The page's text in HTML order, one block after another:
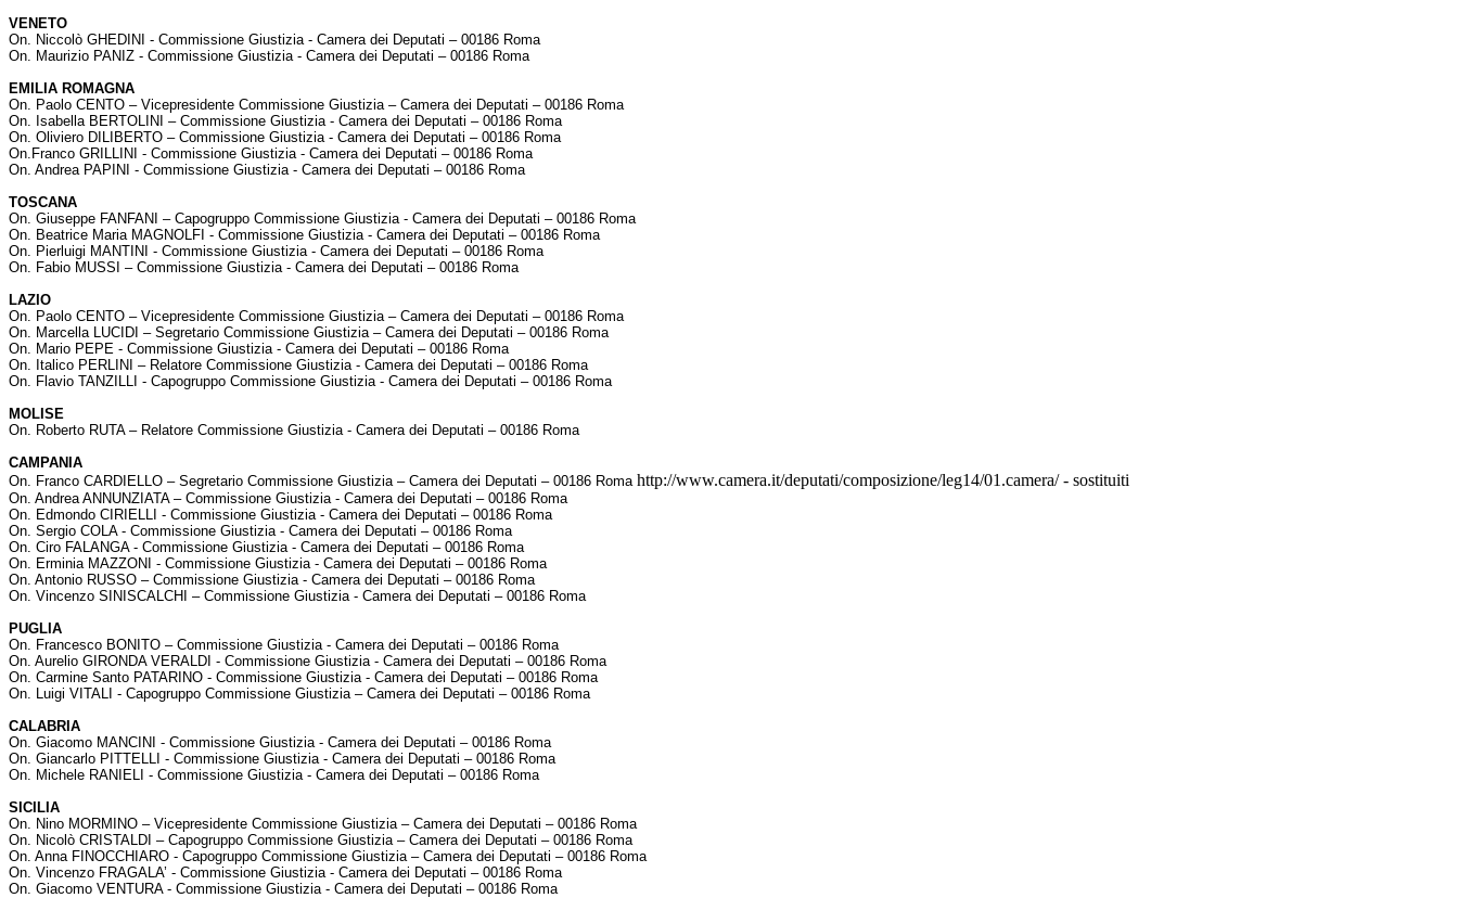
VENETO
On. Niccolò GHEDINI - Commissione Giustizia - Camera dei Deputati – 00186 Roma
On. Maurizio PANIZ - Commissione Giustizia - Camera dei Deputati – 00186 Roma
EMILIA ROMAGNA
On. Paolo CENTO – Vicepresidente Commissione Giustizia – Camera dei Deputati – 00186 Roma
On. Isabella BERTOLINI – Commissione Giustizia - Camera dei Deputati – 00186 Roma
On. Oliviero DILIBERTO – Commissione Giustizia - Camera dei Deputati – 00186 Roma
On.Franco GRILLINI - Commissione Giustizia - Camera dei Deputati – 00186 Roma
On. Andrea PAPINI - Commissione Giustizia - Camera dei Deputati – 00186 Roma
TOSCANA
On. Giuseppe FANFANI – Capogruppo Commissione Giustizia - Camera dei Deputati – 00186 Roma
On. Beatrice Maria MAGNOLFI - Commissione Giustizia - Camera dei Deputati – 00186 Roma
On. Pierluigi MANTINI - Commissione Giustizia - Camera dei Deputati – 00186 Roma
On. Fabio MUSSI – Commissione Giustizia - Camera dei Deputati – 00186 Roma
LAZIO
On. Paolo CENTO – Vicepresidente Commissione Giustizia – Camera dei Deputati – 00186 Roma
On. Marcella LUCIDI – Segretario Commissione Giustizia – Camera dei Deputati – 00186 Roma
On. Mario PEPE - Commissione Giustizia - Camera dei Deputati – 00186 Roma
On. Italico PERLINI – Relatore Commissione Giustizia - Camera dei Deputati – 00186 Roma
On. Flavio TANZILLI - Capogruppo Commissione Giustizia - Camera dei Deputati – 00186 Roma
MOLISE
On. Roberto RUTA – Relatore Commissione Giustizia - Camera dei Deputati – 00186 Roma
CAMPANIA
On. Franco CARDIELLO – Segretario Commissione Giustizia – Camera dei Deputati – 00186 Roma http://www.camera.it/deputati/composizione/leg14/01.camera/ - sostituiti
On. Andrea ANNUNZIATA – Commissione Giustizia - Camera dei Deputati – 00186 Roma
On. Edmondo CIRIELLI - Commissione Giustizia - Camera dei Deputati – 00186 Roma
On. Sergio COLA - Commissione Giustizia - Camera dei Deputati – 00186 Roma
On. Ciro FALANGA - Commissione Giustizia - Camera dei Deputati – 00186 Roma
On. Erminia MAZZONI - Commissione Giustizia - Camera dei Deputati – 00186 Roma
On. Antonio RUSSO – Commissione Giustizia - Camera dei Deputati – 00186 Roma
On. Vincenzo SINISCALCHI – Commissione Giustizia - Camera dei Deputati – 00186 Roma
PUGLIA
On. Francesco BONITO – Commissione Giustizia - Camera dei Deputati – 00186 Roma
On. Aurelio GIRONDA VERALDI - Commissione Giustizia - Camera dei Deputati – 00186 Roma
On. Carmine Santo PATARINO - Commissione Giustizia - Camera dei Deputati – 00186 Roma
On. Luigi VITALI - Capogruppo Commissione Giustizia – Camera dei Deputati – 00186 Roma
CALABRIA
On. Giacomo MANCINI - Commissione Giustizia - Camera dei Deputati – 00186 Roma
On. Giancarlo PITTELLI - Commissione Giustizia - Camera dei Deputati – 00186 Roma
On. Michele RANIELI - Commissione Giustizia - Camera dei Deputati – 00186 Roma
SICILIA
On. Nino MORMINO – Vicepresidente Commissione Giustizia – Camera dei Deputati – 00186 Roma
On. Nicolò CRISTALDI – Capogruppo Commissione Giustizia – Camera dei Deputati – 00186 Roma
On. Anna FINOCCHIARO - Capogruppo Commissione Giustizia – Camera dei Deputati – 00186 Roma
On. Vincenzo FRAGALA’ - Commissione Giustizia - Camera dei Deputati – 00186 Roma
On. Giacomo VENTURA - Commissione Giustizia - Camera dei Deputati – 00186 Roma